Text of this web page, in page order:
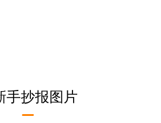
手抄报图片